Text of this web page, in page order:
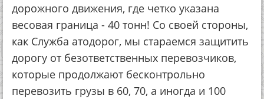
дорожного движения, где четко указана
весовая граница - 40 тонн! Со своей стороны,
как Служба атодорог, мы стараемся защитить
дорогу от безответственных перевозчиков,
которые продолжают бесконтрольно
перевозить грузы в 60, 70, а иногда и 100